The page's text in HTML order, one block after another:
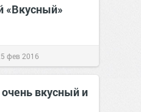
«Вкусный»
фев 2016
вкусный и